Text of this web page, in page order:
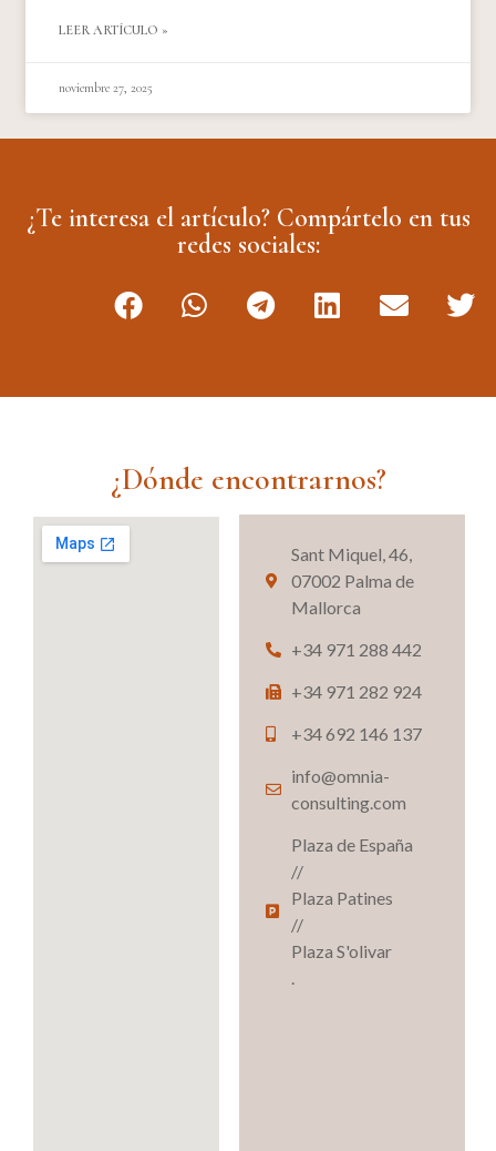
LEER ARTÍCULO »
noviembre 27, 2025
¿Te interesa el artículo? Compártelo en tus
redes sociales:
¿Dónde encontrarnos?
Sant Miquel, 46,
07002 Palma de
Mallorca
+34 971 288 442
+34 971 282 924
+34 692 146 137
info@omnia-
consulting.com
Plaza de España
//
Plaza Patines
//
Plaza S'olivar